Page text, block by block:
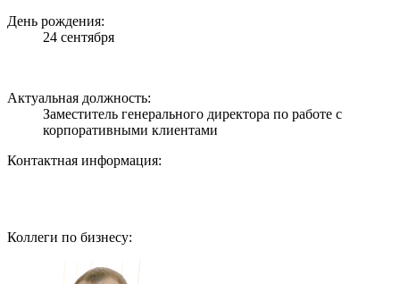
День рождения:
24 сентября
Актуальная должность:
Заместитель генерального директора по работе с
корпоративными клиентами
Контактная информация:
Коллеги по бизнесу: